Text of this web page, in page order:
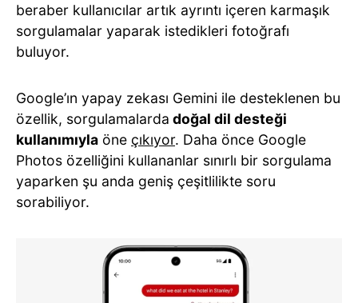
beraber kullanıcılar artık ayrıntı içeren karmaşık
sorgulamalar yaparak istedikleri fotoğrafı
buluyor.
Google’ın yapay zekası Gemini ile desteklenen bu
özellik, sorgulamalarda doğal dil desteği
kullanımıyla öne çıkıyor. Daha önce Google
Photos özelliğini kullananlar sınırlı bir sorgulama
yaparken şu anda geniş çeşitlilikte soru
sorabiliyor.